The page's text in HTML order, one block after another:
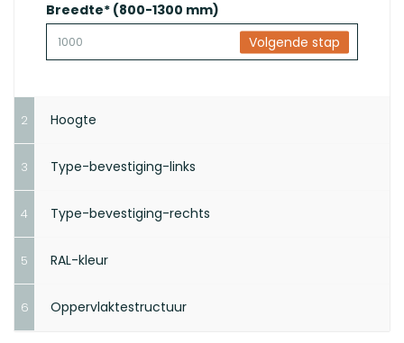
Breedte* (800-1300 mm)
Volgende stap
2 Hoogte
Volgende stap
3 Type-bevestiging-links
Maak je keuze
4 Type-bevestiging-rechts
Maak je keuze
5 RAL-kleur
6 Oppervlaktestructuur